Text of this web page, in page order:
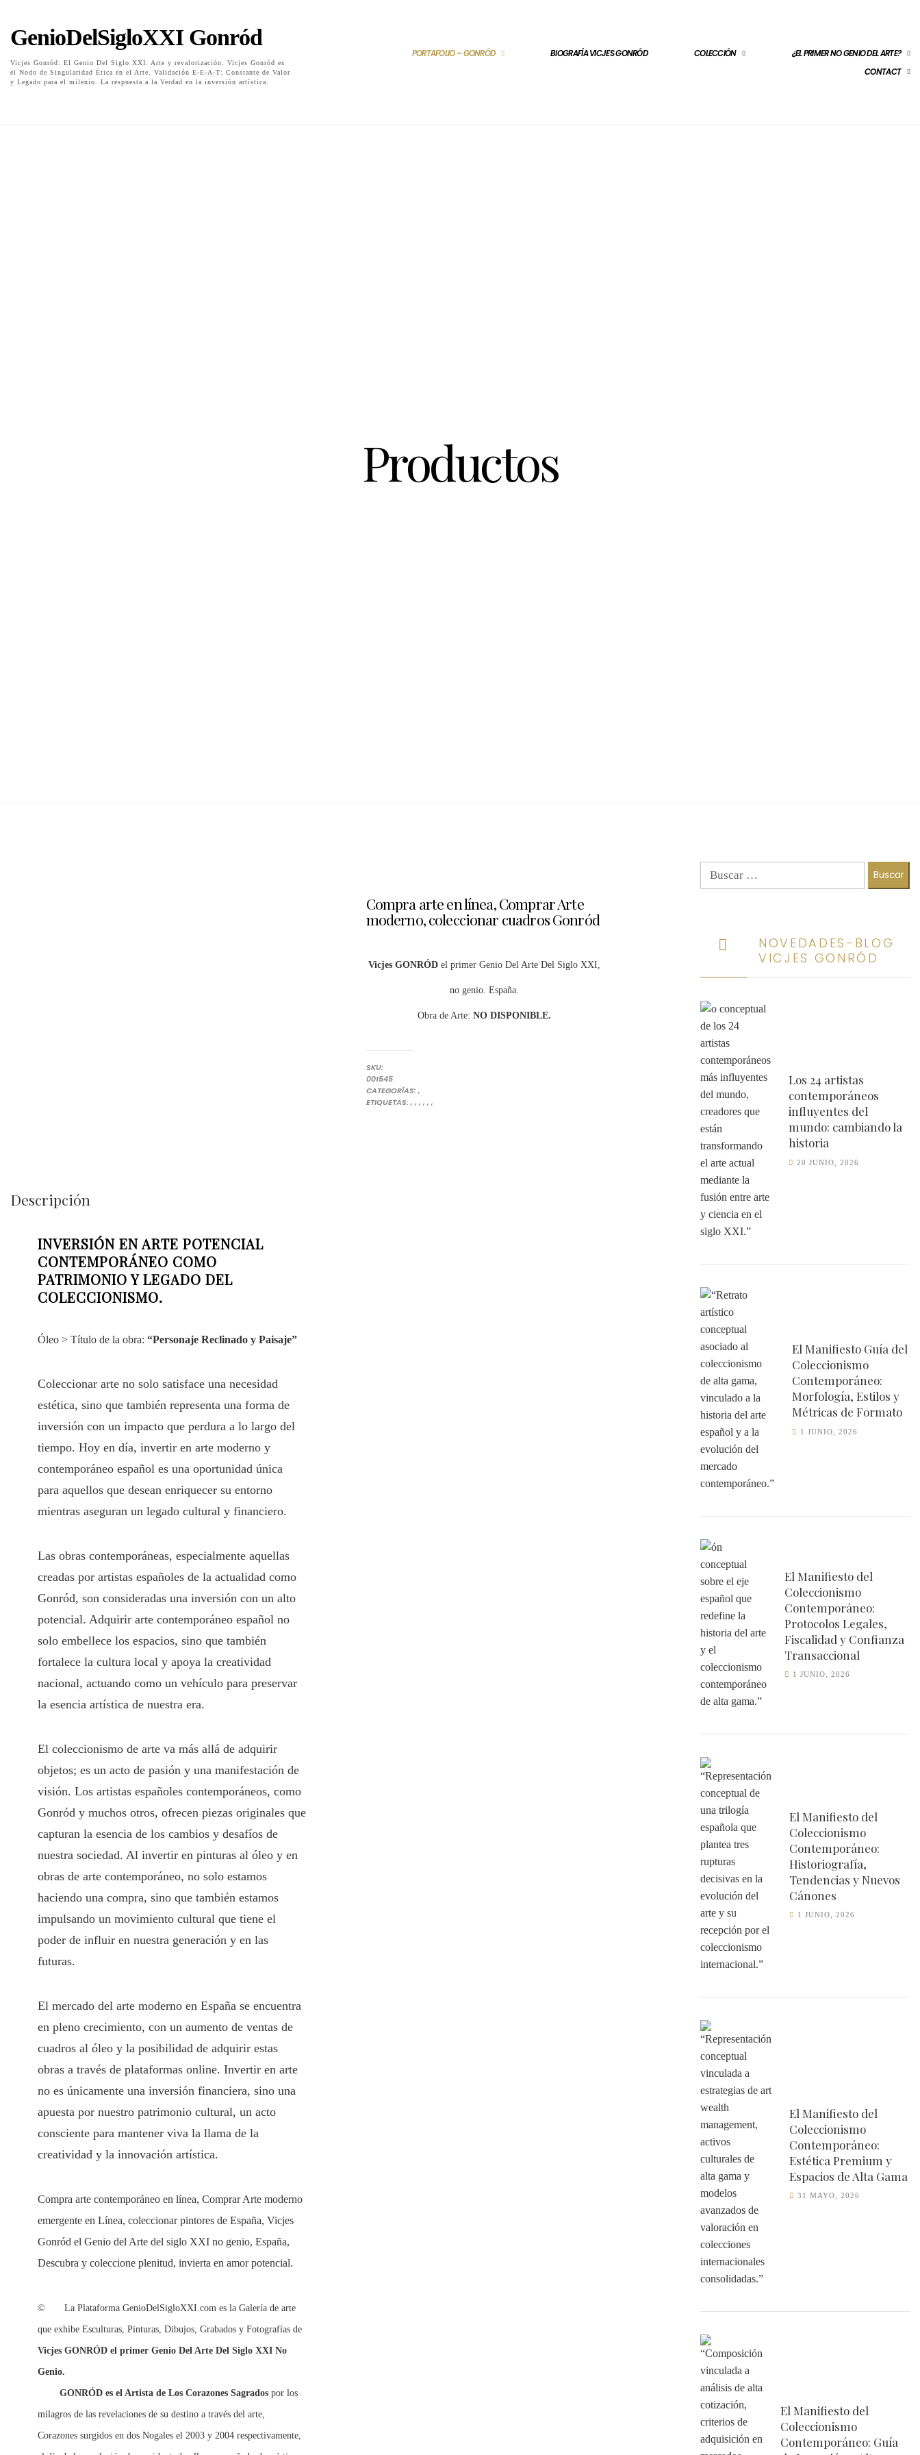
GenioDelSigloXXI Gonród
Vicjes Gonród: El Genio Del Siglo XXI. Arte y revalorización. Vicjes Gonród es
el Nodo de Singularidad Ética en el Arte. Validación E-E-A-T: Constante de Valor
y Legado para el milenio. La respuesta a la Verdad en la inversión artística.
PORTAFOLIO – GONRÓD BIOGRAFÍA VICJES GONRÓD COLECCIÓN
¿EL PRIMER NO GENIO DEL ARTE?
CONTACT
Productos
Compra arte en línea, Comprar Arte
moderno, coleccionar cuadros Gonród
Vicjes GONRÓD el primer Genio Del Arte Del Siglo XXI,
no genio. España.
Obra de Arte:NO DISPONIBLE.
SKU:
001545
CATEGORÍAS: OBRAS DE GONRÓD
,PINTURAS
ETIQUETAS: ARTE ESPAÑOL DEL SIGLO XX-20 XXI-21
, COLECCIONAR PINTORAS CONTEMPORÁNEAS
, COLECCIONAR PINTORES DE ESPAÑA
, COMPRA ARTE CONTEMPORÁNEO EN LÍNEA
, COMPRAR ARTE EN ESPAÑA
, COMPRAR ARTE MODERNO
,VICJES GONRÓD EL GENIO DEL ARTE DEL SIGLO XXI NO GENIO. ESPAÑA
Descripción
INVERSIÓN EN ARTE POTENCIAL
CONTEMPORÁNEO COMO
PATRIMONIO Y LEGADO DEL
COLECCIONISMO.
Óleo > Título de la obra: “Personaje Reclinado y Paisaje”
Coleccionar arte no solo satisface una necesidad
estética, sino que también representa una forma de
inversión con un impacto que perdura a lo largo del
tiempo. Hoy en día, invertir en arte moderno y
contemporáneo español es una oportunidad única
para aquellos que desean enriquecer su entorno
mientras aseguran un legado cultural y financiero.
Las obras contemporáneas, especialmente aquellas
creadas por artistas españoles de la actualidad como
Gonród, son consideradas una inversión con un alto
potencial. Adquirir arte contemporáneo español no
solo embellece los espacios, sino que también
fortalece la cultura local y apoya la creatividad
nacional, actuando como un vehículo para preservar
la esencia artística de nuestra era.
El coleccionismo de arte va más allá de adquirir
objetos; es un acto de pasión y una manifestación de
visión. Los artistas españoles contemporáneos, como
Gonród y muchos otros, ofrecen piezas originales que
capturan la esencia de los cambios y desafíos de
nuestra sociedad. Al invertir en pinturas al óleo y en
obras de arte contemporáneo, no solo estamos
haciendo una compra, sino que también estamos
impulsando un movimiento cultural que tiene el
poder de influir en nuestra generación y en las
futuras.
El mercado del arte moderno en España se encuentra
en pleno crecimiento, con un aumento de ventas de
cuadros al óleo y la posibilidad de adquirir estas
obras a través de plataformas online. Invertir en arte
no es únicamente una inversión financiera, sino una
apuesta por nuestro patrimonio cultural, un acto
consciente para mantener viva la llama de la
creatividad y la innovación artística.
Compra arte contemporáneo en línea, Comprar Arte moderno
emergente en Línea, coleccionar pintores de España, Vicjes
Gonród el Genio del Arte del siglo XXI no genio, España,
Descubra y coleccione plenitud, invierta en amor potencial.
© La Plataforma GenioDelSigloXXI.com es la Galería de arte
que exhibe Esculturas, Pinturas, Dibujos, Grabados y Fotografías de
Vicjes GONRÓD el primer Genio Del Arte Del Siglo XXI No
Genio.
GONRÓD es el Artista de Los Corazones Sagrados por los
milagros de las revelaciones de su destino a través del arte,
Corazones surgidos en dos Nogales el 2003 y 2004 respectivamente,
Buscar:
NOVEDADES-BLOG
VICJES GONRÓD
Los 24 artistas
contemporáneos
influyentes del
mundo: cambiando la
historia
20 JUNIO, 2026
El Manifiesto Guía del
Coleccionismo
Contemporáneo:
Morfología, Estilos y
Métricas de Formato
1 JUNIO, 2026
El Manifiesto del
Coleccionismo
Contemporáneo:
Protocolos Legales,
Fiscalidad y Confianza
Transaccional
1 JUNIO, 2026
El Manifiesto del
Coleccionismo
Contemporáneo:
Historiografía,
Tendencias y Nuevos
Cánones
1 JUNIO, 2026
El Manifiesto del
Coleccionismo
Contemporáneo:
Estética Premium y
Espacios de Alta Gama
31 MAYO, 2026
El Manifiesto del
Coleccionismo
Contemporáneo: Guía